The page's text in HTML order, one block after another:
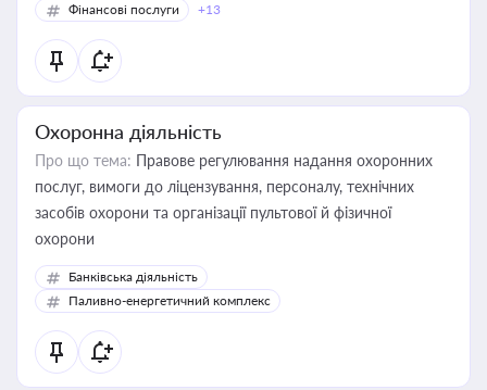
Фінансові послуги
+13
Охоронна діяльність
Про що тема: Правове регулювання надання охоронних
послуг, вимоги до ліцензування, персоналу, технічних
засобів охорони та організації пультової й фізичної
охорони
Банківська діяльність
Паливно-енергетичний комплекс